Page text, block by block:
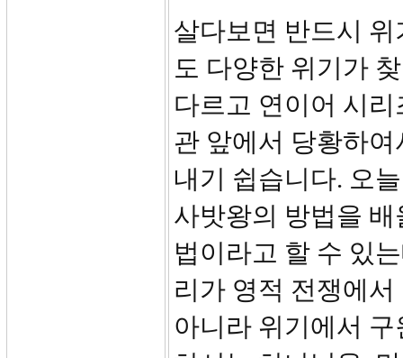
살다보면 반드시
도 다양한 위기가
다르고 연이어 시
관 앞에서 당황하
내기 쉽습니다. 오
사밧왕의 방법을
법이라고 할 수 있
리가 영적 전쟁에
아니라 위기에서